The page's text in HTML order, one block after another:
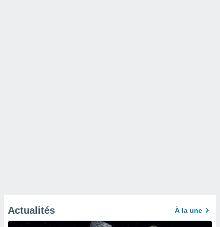
Actualités À la une